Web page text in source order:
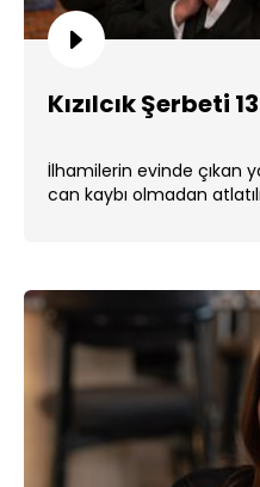
Kızılcık Şerbeti
İlhamilerin evinde çıkan
can kaybı olmadan